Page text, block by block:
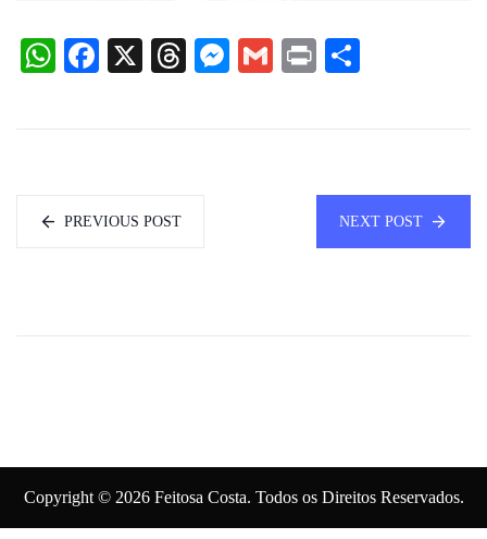
WhatsApp
Facebook
X Threads
Messenger
Gmail
Print
PREVIOUS POST NEXT POST
Copyright © 2026 Feitosa Costa. Todos os Direitos Reservados.